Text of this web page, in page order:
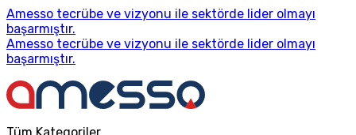
Amesso tecrübe ve vizyonu ile sektörde lider olmayı
başarmıştır.
Amesso tecrübe ve vizyonu ile sektörde lider olmayı
başarmıştır.
Tüm Kategoriler